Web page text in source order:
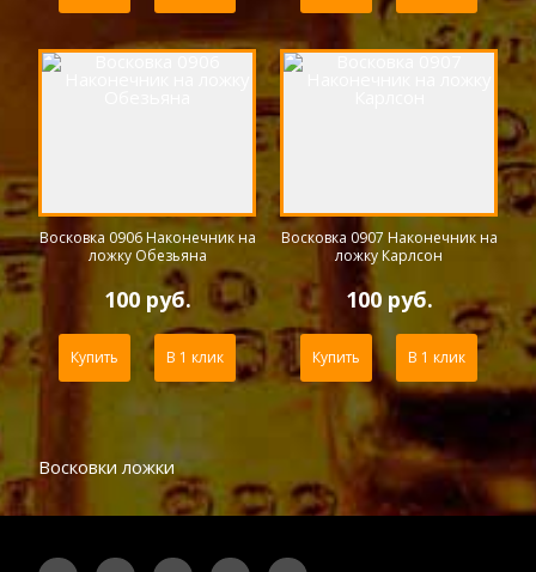
Восковка 0906 Наконечник на
ложку Обезьяна
100 руб.
Купить В 1 клик
Восковка 0907 Наконечник на
ложку Карлсон
100 руб.
Купить В 1 клик
Восковки ложки